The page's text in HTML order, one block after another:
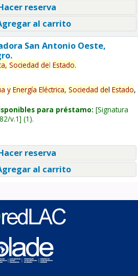
reserva
al carrito
San Antonio Oeste,
Sociedad del Estado.
y Energía Eléctrica, Sociedad del Estado,
para préstamo: Signatura
v.1 (1).
reserva
al carrito